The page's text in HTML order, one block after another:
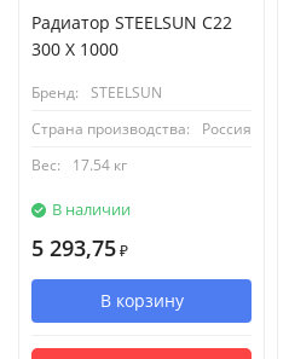
Радиатор STEELSUN С22
300 X 1000
Бренд:
STEELSUN
Страна производства:
Россия
Вес:
17.54 кг
В наличии
5 293,75 ₽
В корзину